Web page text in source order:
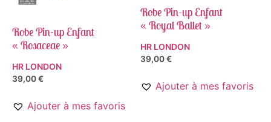
Robe Pin-up Enfant
« Rosaceae »
HR LONDON
39,00€
Ajouter à mes favoris
Robe Pin-up Enfant
« Royal Ballet »
HR LONDON
39,00€
Ajouter à mes favoris